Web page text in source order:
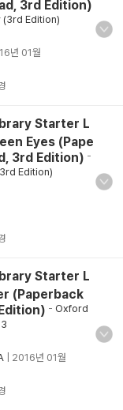
3rd Edition)
Edition)
년 01월
Starter L
Eyes (Pape
3rd Edition) -
Edition)
Starter L
(Paperback
- Oxford
2016년 01월